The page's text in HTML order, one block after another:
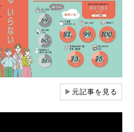
▶元記事を見る